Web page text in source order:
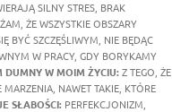
SILNY STRES, BRAK
ŻE WSZYSTKIE OBSZARY
BYĆ SZCZĘŚLIWYM, NIE BĘDĄC
W PRACY, GDY BORYKAMY
DUMNY W MOIM ŻYCIU:Z TEGO, ŻE
NAWET TAKIE, KTÓRE
SŁABOŚCI: PERFEKCJONIZM,